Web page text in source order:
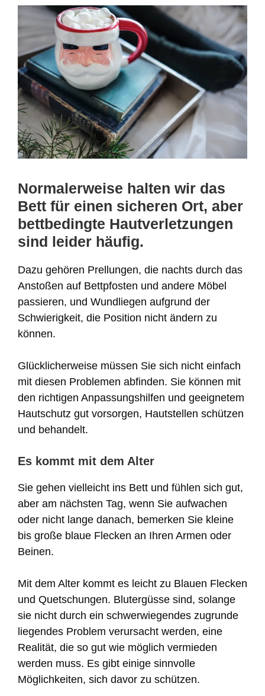
Normalerweise halten wir das
Bett für einen sicheren Ort, aber
bettbedingte Hautverletzungen
sind leider häufig.
Dazu gehören Prellungen, die nachts durch das
Anstoßen auf Bettpfosten und andere Möbel
passieren, und Wundliegen aufgrund der
Schwierigkeit, die Position nicht ändern zu
können.
Glücklicherweise müssen Sie sich nicht einfach
mit diesen Problemen abfinden. Sie können mit
den richtigen Anpassungshilfen und geeignetem
Hautschutz gut vorsorgen, Hautstellen schützen
und behandelt.
Es kommt mit dem Alter
Sie gehen vielleicht ins Bett und fühlen sich gut,
aber am nächsten Tag, wenn Sie aufwachen
oder nicht lange danach, bemerken Sie kleine
bis große blaue Flecken an Ihren Armen oder
Beinen.
Mit dem Alter kommt es leicht zu Blauen Flecken
und Quetschungen. Blutergüsse sind, solange
sie nicht durch ein schwerwiegendes zugrunde
liegendes Problem verursacht werden, eine
Realität, die so gut wie möglich vermieden
werden muss. Es gibt einige sinnvolle
Möglichkeiten, sich davor zu schützen.